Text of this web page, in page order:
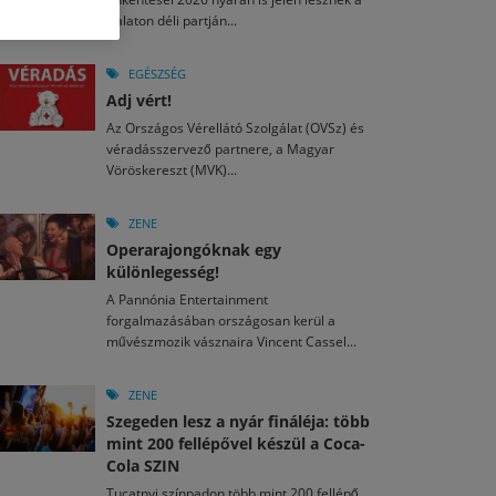
2026. JÚL. 15.
nézők 10 kedvenc filmje 2026 első félévében
2026. JÚL. 3.
án hozzánk is megérkezik a Rocktábor
2026. JÚL. 29.
a jubileumi Művészetek Völgye – még öt
kulturális ünnep
Fesztivál 2026
egy mese: 30 napos mesekihívást indít a Libri
2026. MÁJ. 11.
László kapta az Artisjus Irodalmi Nagydíjat
Balaton déli partján...
EGÉSZSÉG
Adj vért!
Az Országos Vérellátó Szolgálat (OVSz) és
véradásszervező partnere, a Magyar
Vöröskereszt (MVK)...
ZENE
Operarajongóknak egy
különlegesség!
A Pannónia Entertainment
forgalmazásában országosan kerül a
művészmozik vásznaira Vincent Cassel...
ZENE
Szegeden lesz a nyár fináléja: több
mint 200 fellépővel készül a Coca-
Cola SZIN